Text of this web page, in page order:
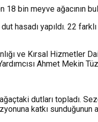
bin meyve ağacının
hasadı yapıldı. 22
ve Kırsal Hizmetler
Ahmet Mekin
dutları topladı.
katkı sunduğunun